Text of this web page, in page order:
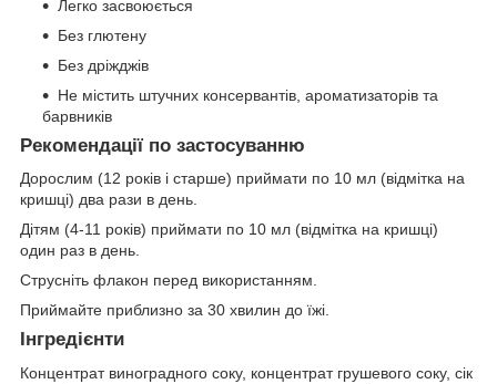
Легко засвоюється
Без глютену
Без дріжджів
Не містить штучних консервантів, ароматизаторів та
барвників
Рекомендації по застосуванню
Дорослим (12 років і старше) приймати по 10 мл (відмітка на
кришці) два рази в день.
Дітям (4-11 років) приймати по 10 мл (відмітка на кришці)
один раз в день.
Струсніть флакон перед використанням.
Приймайте приблизно за 30 хвилин до їжі.
Інгредієнти
Концентрат виноградного соку, концентрат грушевого соку, сік